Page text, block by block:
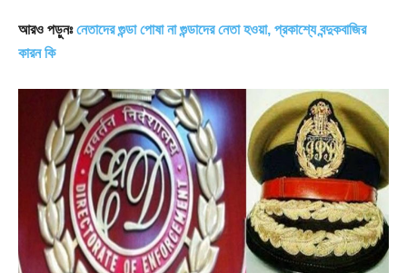
আরও পড়ুনঃনেতাদের গুন্ডা পোষা না গুন্ডাদের নেতা হওয়া, প্রকাশ্যে বন্দুকবাজির
কারন কি